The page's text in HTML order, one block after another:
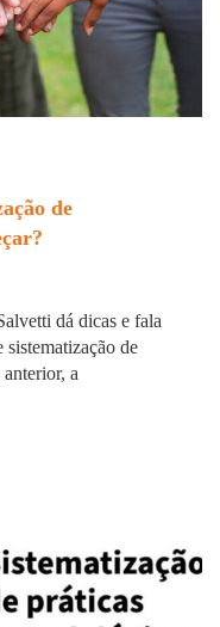
de
dá dicas e fala
sistematização de
a